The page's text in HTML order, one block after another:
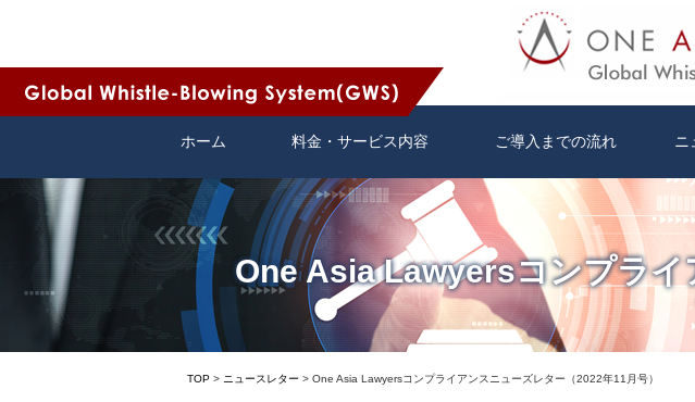
ホーム 料金・サービス内容 ご導入までの流れ ニ
One Asia Lawyersコンプライ
TOP > ニュースレター > One Asia Lawyersコンプライアンスニューズレター（2022年11月号）